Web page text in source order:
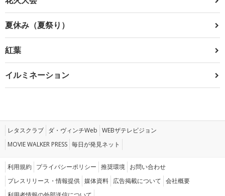
夏休み（夏祭り）
紅葉
イルミネーション
レタスクラブ ダ・ヴィンチWeb WEBザテレビジョン
MOVIE WALKER PRESS 毎日が発見ネット
利用規約 プライバシーポリシー 推奨環境 お問い合わせ
プレスリリース・情報提供 媒体資料 広告掲載について 会社概要